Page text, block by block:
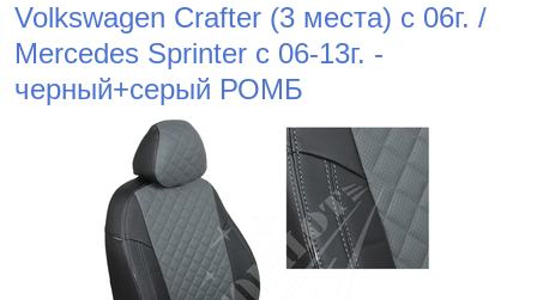
Volkswagen Crafter (3 места) с 06г. /
Mercedes Sprinter c 06-13г. -
черный+серый РОМБ